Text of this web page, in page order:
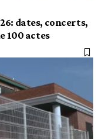
dates, concerts,
100 actes